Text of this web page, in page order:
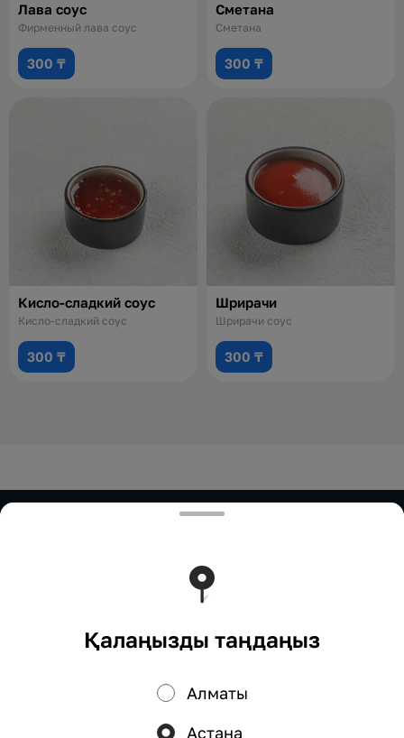
Лава соус
Фирменный лава соус
300 ₸
Сметана
Сметана
300 ₸
Кисло-сладкий соус
Кисло-сладкий соус
300 ₸
Шрирачи
Шрирачи соус
300 ₸
ИП Нурымбетов
Тиімді ядрода жұмыс істейді
Науқандар, жеңілдіктер, кэшбэк – біздің қосымшада!
Қалаңызды таңдаңыз
Алматы
Астана